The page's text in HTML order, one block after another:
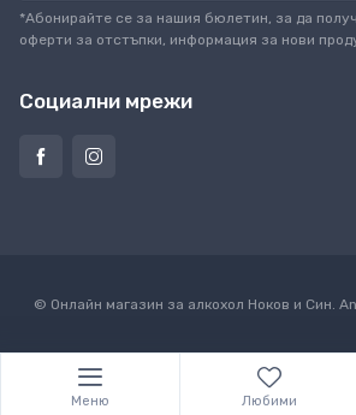
*Абонирайте се за нашия бюлетин, за да
оферти за отстъпки, информация за нови
Социални мрежи
© Онлайн магазин за алкохол Ноков и Син. An
Меню Любими